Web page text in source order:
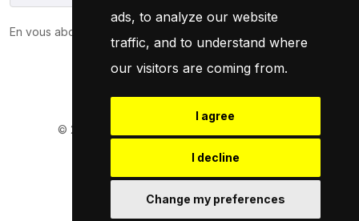
ads, to analyze our website
traffic, and to understand where
our visitors are coming from.
I agree
I decline
Change my preferences
En vous abonnant, vous acceptez notre
© 2026
Naro Dev